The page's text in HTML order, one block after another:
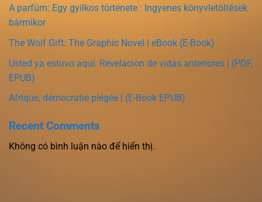
A parfüm: Egy gyilkos története : Ingyenes könyvletöltések
bármikor
The Wolf Gift: The Graphic Novel | eBook (E-Book)
Usted ya estuvo aquí: Revelacion de vidas anteriores | (PDF,
EPUB)
Afrique, démocratie piégée | (E-Book EPUB)
Recent Comments
Không có bình luận nào để hiển thị.